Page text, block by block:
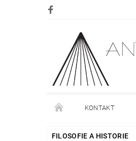
KONTAKT
DOPRAVA PLATBA
FILOSOFIE A HISTORIE